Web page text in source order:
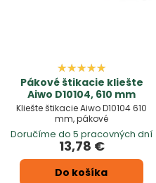
Pákové štikacie kliešte
Aiwo D10104, 610 mm
Kliešte štikacie Aiwo D10104 610
mm, pákové
Doručíme do 5 pracovných dní
13,78 €
Do košíka